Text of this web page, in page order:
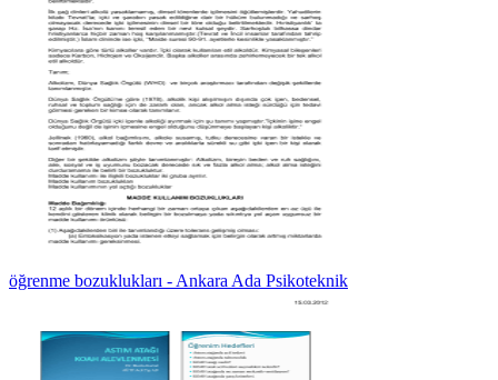
öğrenme bozuklukları - Ankara Ada Psikoteknik